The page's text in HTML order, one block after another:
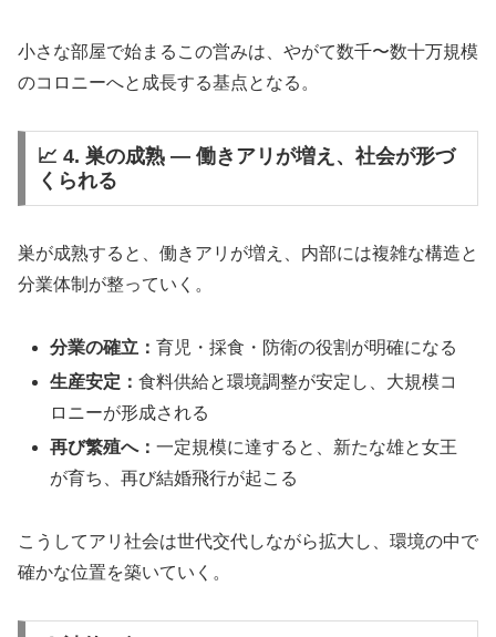
小さな部屋で始まるこの営みは、やがて数千〜数十万規模
のコロニーへと成長する基点となる。
📈 4. 巣の成熟 ― 働きアリが増え、社会が形づ
くられる
巣が成熟すると、働きアリが増え、内部には複雑な構造と
分業体制が整っていく。
分業の確立：育児・採食・防衛の役割が明確になる
生産安定：食料供給と環境調整が安定し、大規模コ
ロニーが形成される
再び繁殖へ：一定規模に達すると、新たな雄と女王
が育ち、再び結婚飛行が起こる
こうしてアリ社会は世代交代しながら拡大し、環境の中で
確かな位置を築いていく。